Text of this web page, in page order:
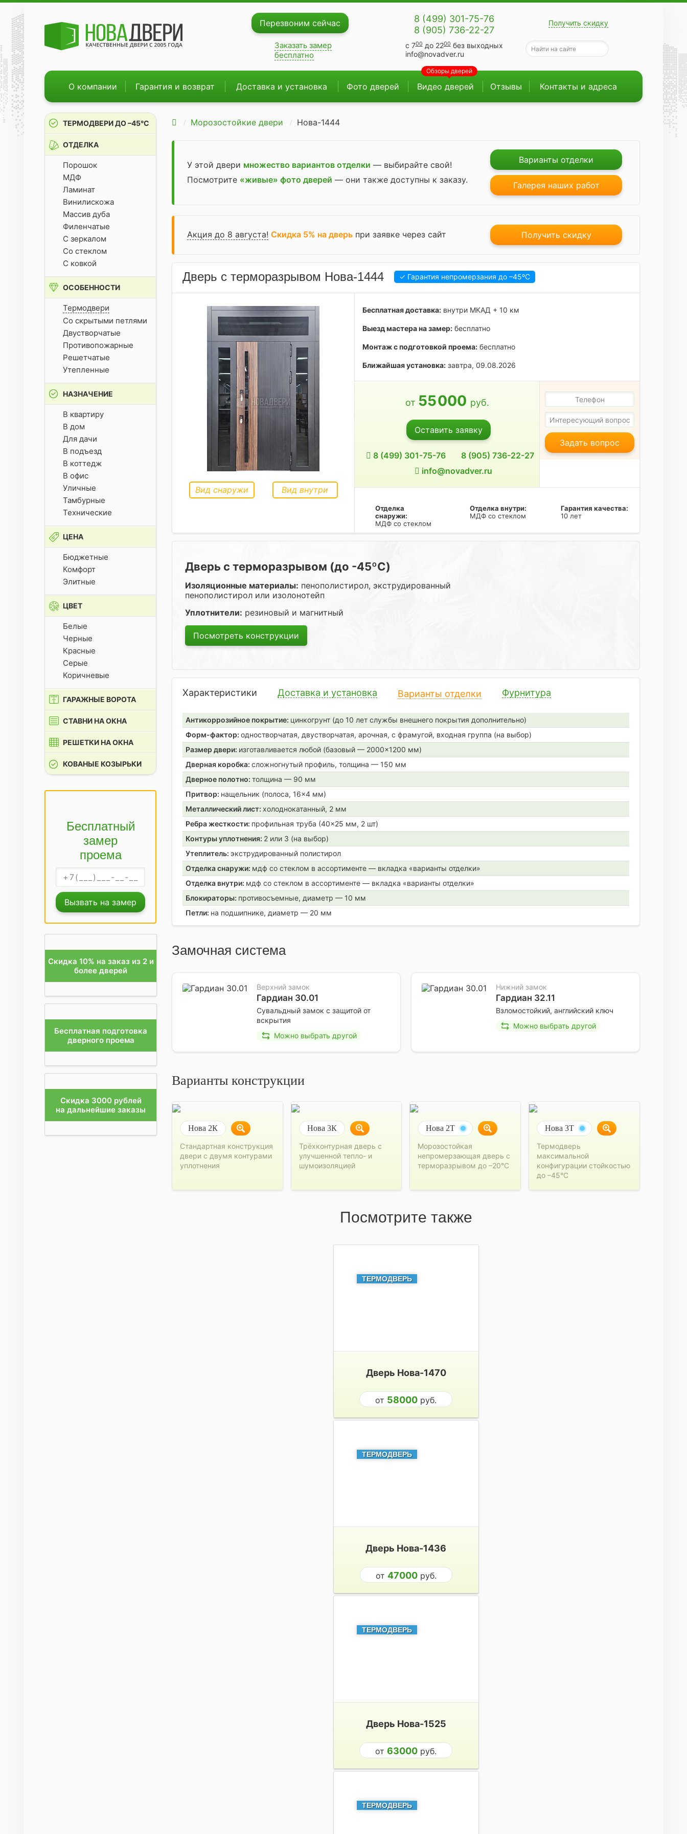
Перезвоним сейчас
Заказать замер
бесплатно
8 (499) 301-75-76
8 (905) 736-22-27
с 700до 2200без выходных
info@novadver.ru
Получить скидку
О компании Гарантия и возврат Доставка и установка Фото дверей Видео дверей
Обзоры дверей
Отзывы Контакты и адреса
Морозостойкие двери Нова-1444
У этой двери множество вариантов отделки — выбирайте свой!
Посмотрите «живые» фото дверей — они также доступны к заказу.
Варианты отделки
Галерея наших работ
Акция до 8 августа! Скидка 5% на дверь при заявке через сайт Получить скидку
Дверь с терморазрывом Нова-1444 ✓ Гарантия непромерзания до –45ºC
Вид снаружи Вид внутри
Бесплатная доставка: внутри МКАД + 10 км
Выезд мастера на замер: бесплатно
Монтаж с подготовкой проема: бесплатно
Ближайшая установка: завтра, 09.08.2026
от 55000 руб.
Оставить заявку
8 (499) 301-75-76
8 (905) 736-22-27
info@novadver.ru
Задать вопрос
Отделка
снаружи:
МДФ со стеклом
Отделка внутри:
МДФ со стеклом
Гарантия качества:
10 лет
Дверь с терморазрывом (до -45ºC)
Изоляционные материалы: пенополистирол, экструдированный
пенополистирол или изолонотейп
Уплотнители: резиновый и магнитный
Посмотреть конструкции
Характеристики Доставка и установка Варианты отделки Фурнитура
Антикоррозийное покрытие: цинкогрунт (до 10 лет службы внешнего покрытия дополнительно)
Форм-фактор: одностворчатая, двустворчатая, арочная, с фрамугой, входная группа (на выбор)
Размер двери: изготавливается любой (базовый — 2000×1200 мм)
Дверная коробка: сложногнутый профиль, толщина — 150 мм
Дверное полотно: толщина — 90 мм
Притвор: нащельник (полоса, 16×4 мм)
Металлический лист: холоднокатанный, 2 мм
Ребра жесткости: профильная труба (40×25 мм, 2 шт)
Контуры уплотнения: 2 или 3 (на выбор)
Утеплитель: экструдированный полистирол
Отделка снаружи: мдф со стеклом в ассортименте — вкладка «варианты отделки»
Отделка внутри: мдф со стеклом в ассортименте — вкладка «варианты отделки»
Блокираторы: противосъемные, диаметр — 10 мм
Петли: на подшипнике, диаметр — 20 мм
Замочная система
Верхний замок
Гардиан 30.01
Сувальдный замок с защитой от
вскрытия
Можно выбрать другой
Нижний замок
Гардиан 32.11
Взломостойкий, английский ключ
Можно выбрать другой
Варианты конструкции
Нова 2К
Стандартная конструкция
двери с двумя контурами
уплотнения
Нова 3К
Трёхконтурная дверь с
улучшенной тепло- и
шумоизоляцией
Нова 2Т
Морозостойкая
непромерзающая дверь с
терморазрывом до –20°C
Нова 3Т
Термодверь
максимальной
конфигурации стойкостью
до –45°C
Посмотрите также
ТЕРМОДВЕРЬ
Дверь Нова-1470
от 58000 руб.
ТЕРМОДВЕРЬ
Дверь Нова-1436
от 47000руб.
ТЕРМОДВЕРЬ
Дверь Нова-1525
от 63000 руб.
ТЕРМОДВЕРЬ
ТЕРМОДВЕРИ ДО –45°С
ОТДЕЛКА
Порошок
МДФ
Ламинат
Винилискожа
Массив дуба
Филенчатые
С зеркалом
Со стеклом
С ковкой
ОСОБЕННОСТИ
Термодвери
Со скрытыми петлями
Двустворчатые
Противопожарные
Решетчатые
Утепленные
НАЗНАЧЕНИЕ
В квартиру
В дом
Для дачи
В подъезд
В коттедж
В офис
Уличные
Тамбурные
Технические
ЦЕНА
Бюджетные
Комфорт
Элитные
ЦВЕТ
Белые
Черные
Красные
Серые
Коричневые
ГАРАЖНЫЕ ВОРОТА
СТАВНИ НА ОКНА
РЕШЕТКИ НА ОКНА
КОВАНЫЕ КОЗЫРЬКИ
Бесплатный
замер
проема
Вызвать на замер
Скидка 10% на заказ из 2 и
более дверей
Бесплатная подготовка
дверного проема
Скидка 3000 рублей
на дальнейшие заказы